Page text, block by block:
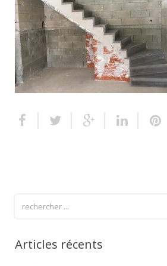
Escalier extérieur
Finitions pour escalier
Articles récents